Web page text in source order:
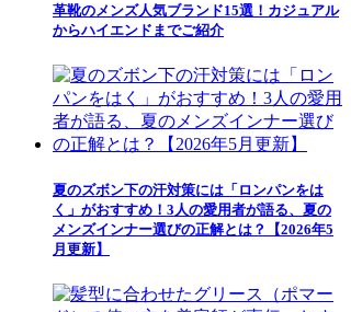
革靴のメンズ人気ブランド15選！カジュアル
からハイエンドまでご紹介
夏のズボン下の汗対策には「ロンパンをは
く」がおすすめ！3人の愛用者が語る、夏の
メンズインナー選びの正解とは？【2026年5
月更新】